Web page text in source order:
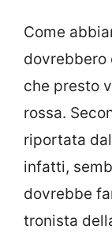
Come
dovrebbero
che presto
rossa.
riportata
infatti,
dovrebbe
tronista